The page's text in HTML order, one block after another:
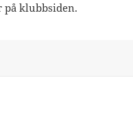
på klubbsiden.